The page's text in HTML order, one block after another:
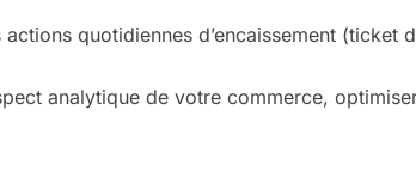
quotidiennes d’encaissement
analytique de votre commerce,